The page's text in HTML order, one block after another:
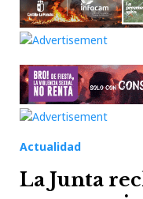
Actualidad
La Junta